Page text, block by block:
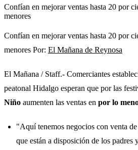
Confían en mejorar ventas hasta 20 por
menores
Confían en mejorar ventas hasta 20 por
menores Por: El Mañana de Reynosa
El Mañana / Staff.- Comerciantes
peatonal Hidalgo esperan que por las
Niño aumenten las ventas en por lo
"Aquí tenemos negocios con venta
que están a disposición de los padres